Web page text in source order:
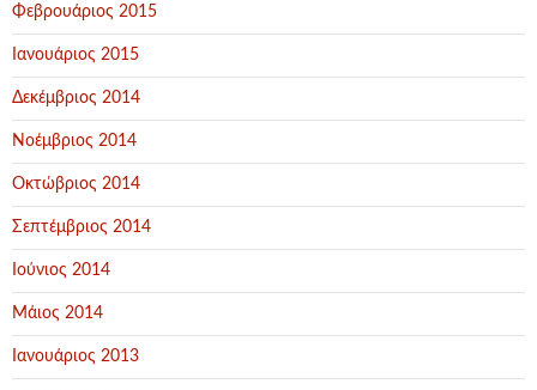
Φεβρουάριος 2015
Ιανουάριος 2015
Δεκέμβριος 2014
Νοέμβριος 2014
Οκτώβριος 2014
Σεπτέμβριος 2014
Ιούνιος 2014
Μάιος 2014
Ιανουάριος 2013